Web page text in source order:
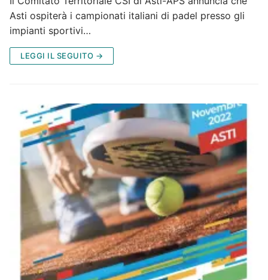
Asti ospiterà i campionati italiani di padel presso gli
impianti sportivi…
LEGGI IL SEGUITO →